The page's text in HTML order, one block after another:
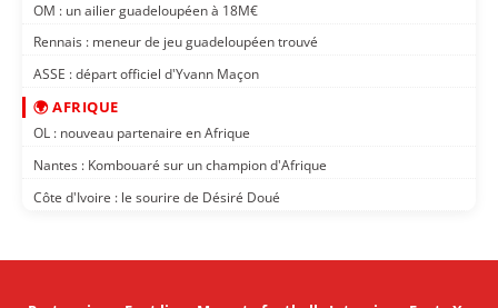
OM : un ailier guadeloupéen à 18M€
Rennais : meneur de jeu guadeloupéen trouvé
ASSE : départ officiel d'Yvann Maçon
🌍 AFRIQUE
OL : nouveau partenaire en Afrique
Nantes : Kombouaré sur un champion d'Afrique
Côte d'Ivoire : le sourire de Désiré Doué